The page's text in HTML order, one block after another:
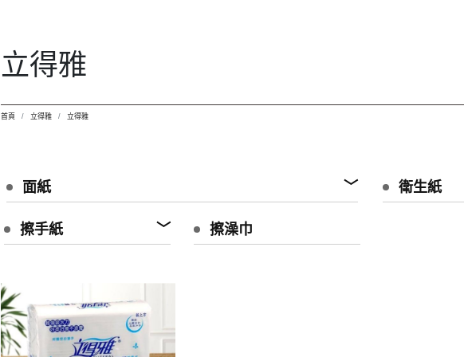
立得雅
首頁 立得雅 立得雅
面紙 衛生紙
擦手紙 擦澡巾